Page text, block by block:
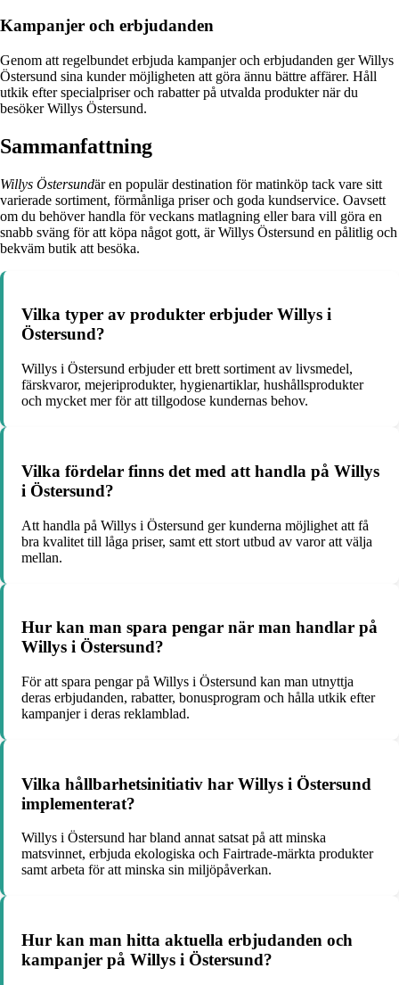
Kampanjer och erbjudanden
Genom att regelbundet erbjuda kampanjer och erbjudanden ger Willys
Östersund sina kunder möjligheten att göra ännu bättre affärer. Håll
utkik efter specialpriser och rabatter på utvalda produkter när du
besöker Willys Östersund.
Sammanfattning
Willys Östersundär en populär destination för matinköp tack vare sitt
varierade sortiment, förmånliga priser och goda kundservice. Oavsett
om du behöver handla för veckans matlagning eller bara vill göra en
snabb sväng för att köpa något gott, är Willys Östersund en pålitlig och
bekväm butik att besöka.
Vilka typer av produkter erbjuder Willys i
Östersund?
Willys i Östersund erbjuder ett brett sortiment av livsmedel,
färskvaror, mejeriprodukter, hygienartiklar, hushållsprodukter
och mycket mer för att tillgodose kundernas behov.
Vilka fördelar finns det med att handla på Willys
i Östersund?
Att handla på Willys i Östersund ger kunderna möjlighet att få
bra kvalitet till låga priser, samt ett stort utbud av varor att välja
mellan.
Hur kan man spara pengar när man handlar på
Willys i Östersund?
För att spara pengar på Willys i Östersund kan man utnyttja
deras erbjudanden, rabatter, bonusprogram och hålla utkik efter
kampanjer i deras reklamblad.
Vilka hållbarhetsinitiativ har Willys i Östersund
implementerat?
Willys i Östersund har bland annat satsat på att minska
matsvinnet, erbjuda ekologiska och Fairtrade-märkta produkter
samt arbeta för att minska sin miljöpåverkan.
Hur kan man hitta aktuella erbjudanden och
kampanjer på Willys i Östersund?